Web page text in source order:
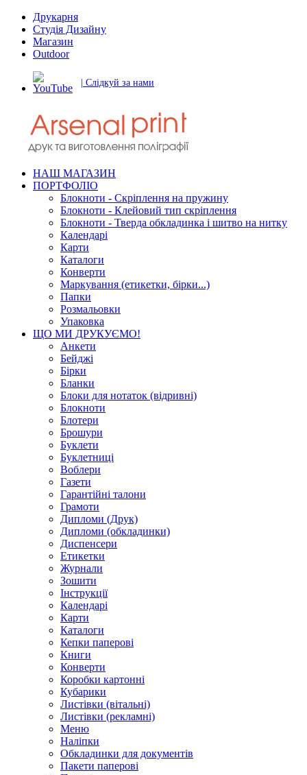
Друкарня
Студія Дизайну
Магазин
Outdoor
| Слідкуй за нами
НАШ МАГАЗИН
ПОРТФОЛІО
Блокноти - Скріплення на пружину
Блокноти - Клейовий тип скріплення
Блокноти - Тверда обкладинка і шитво на нитку
Календарі
Карти
Каталоги
Конверти
Маркування (етикетки, бірки...)
Папки
Розмальовки
Упаковка
ЩО МИ ДРУКУЄМО!
Анкети
Бейджі
Бірки
Бланки
Блоки для нотаток (відривні)
Блокноти
Блотери
Брошури
Буклети
Буклетниці
Воблери
Газети
Гарантійні талони
Грамоти
Дипломи (Друк)
Дипломи (обкладинки)
Диспенсери
Етикетки
Журнали
Зошити
Інструкції
Календарі
Карти
Каталоги
Кепки паперові
Книги
Конверти
Коробки картонні
Кубарики
Листівки (вітальні)
Листівки (рекламні)
Меню
Наліпки
Обкладинки для документів
Пакети паперові